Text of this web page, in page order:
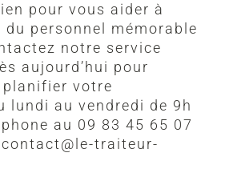
pour vous aider à
du personnel mémorable
notre service
aujourd’hui pour
planifier votre
lundi au vendredi de 9h
au 09 83 45 65 07
traiteur-